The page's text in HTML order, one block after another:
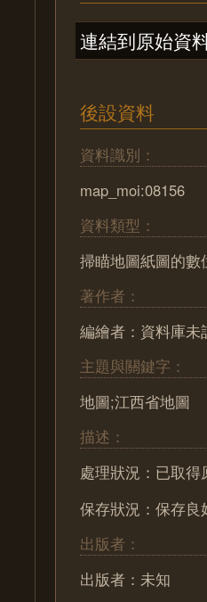
連結到原始資
後設資料
資料識別：
map_moi:08156
資料類型：
掃瞄地圖紙圖的數
著作者：
編繪者：資料庫未
主題與關鍵字：
地圖;江西省地圖
描述：
處理狀況：已取得
保存狀況：保存良
出版者：
出版者：未知